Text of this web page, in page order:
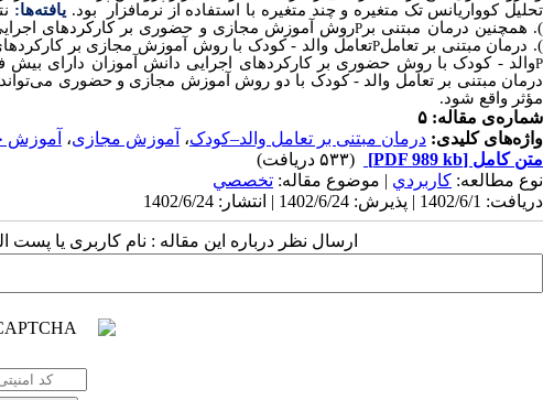
تحلیل کوواریانس تک متغیره و چند متغیره با استفاده از نرمافزار
بود. یافته‌ها:
روش آموزش مجازی و حضوری بر کارکردهای اجراییP ). همچنین درمان مبتنی بر
تعامل والد - کودک با روش آموزش مجازی برP). درمان مبتنی بر تعامل
والد - کودک با روش حضوری بر کارکردهای اجرایی دانش آموزان دارای بیشP
درمان مبتنی بر تعامل والد - کودک با دو روش آموزش مجازی و حضوری
مؤثر واقع شود.
شماره‌ی مقاله: ۵
واژه‌های کلیدی: درمان مبتنی بر تعامل والد–کودک، آموزش مجازی،
متن کامل [PDF 989 kb]
(۵۳۳ دریافت)
نوع مطالعه: كاربردي | موضوع مقاله: تخصصي
دریافت: 1402/6/1 | پذیرش: 1402/6/24 | انتشار: 1402/6/24
ارسال نظر درباره این مقاله : نام کاربری یا پست